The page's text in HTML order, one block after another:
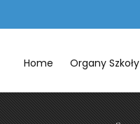
Home Organy Szkoły